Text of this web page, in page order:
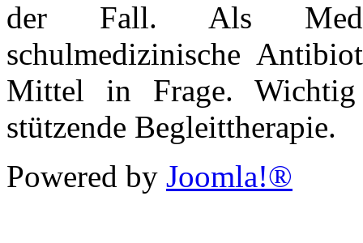
der Fall. Als
schulmedizinische
Mittel in Frage.
stützende Begleittherapie.
Powered by Joomla!®